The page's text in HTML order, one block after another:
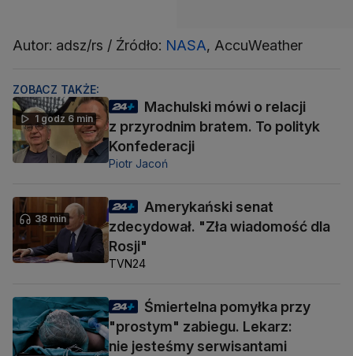
Autor: adsz/rs / Źródło: NASA, AccuWeather
ZOBACZ TAKŻE:
1 godz 6 min
Machulski mówi o relacji
z przyrodnim bratem. To polityk
Konfederacji
Piotr Jacoń
38 min
Amerykański senat
zdecydował. "Zła wiadomość dla
Rosji"
TVN24
Śmiertelna pomyłka przy
"prostym" zabiegu. Lekarz:
nie jesteśmy serwisantami